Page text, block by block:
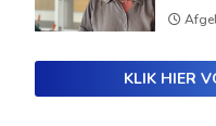
KLIK HIER